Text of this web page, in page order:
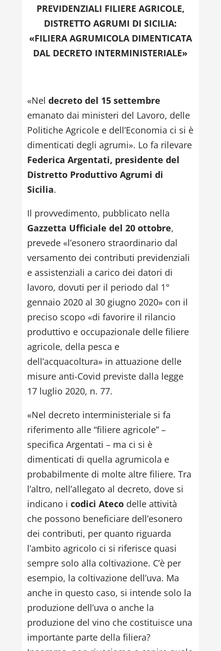
PREVIDENZIALI FILIERE AGRICOLE,
DISTRETTO AGRUMI DI SICILIA:
«FILIERA AGRUMICOLA DIMENTICATA
DAL DECRETO INTERMINISTERIALE»
«Nel decreto del 15 settembre
emanato dai ministeri del Lavoro, delle
Politiche Agricole e dell’Economia ci si è
dimenticati degli agrumi». Lo fa rilevare
Federica Argentati, presidente del
Distretto Produttivo Agrumi di
Sicilia.
Il provvedimento, pubblicato nella
Gazzetta Ufficiale del 20 ottobre,
prevede «l’esonero straordinario dal
versamento dei contributi previdenziali
e assistenziali a carico dei datori di
lavoro, dovuti per il periodo dal 1°
gennaio 2020 al 30 giugno 2020» con il
preciso scopo «di favorire il rilancio
produttivo e occupazionale delle filiere
agricole, della pesca e
dell’acquacoltura» in attuazione delle
misure anti-Covid previste dalla legge
17 luglio 2020, n. 77.
«Nel decreto interministeriale si fa
riferimento alle “filiere agricole” –
specifica Argentati – ma ci si è
dimenticati di quella agrumicola e
probabilmente di molte altre filiere. Tra
l’altro, nell’allegato al decreto, dove si
indicano i codici Atecodelle attività
che possono beneficiare dell’esonero
dei contributi, per quanto riguarda
l’ambito agricolo ci si riferisce quasi
sempre solo alla coltivazione. C’è per
esempio, la coltivazione dell’uva. Ma
anche in questo caso, si intende solo la
produzione dell’uva o anche la
produzione del vino che costituisce una
importante parte della filiera?